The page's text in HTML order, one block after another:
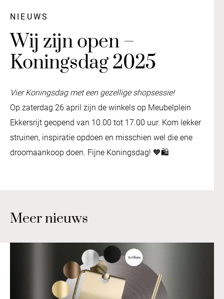
NIEUWS
Wij zijn open –
Koningsdag 2025
Vier Koningsdag met een gezellige shopsessie!
Op zaterdag 26 april zijn de winkels op Meubelplein
Ekkersrijt geopend van 10.00 tot 17.00 uur. Kom lekker
struinen, inspiratie opdoen en misschien wel die ene
droomaankoop doen. Fijne Koningsdag! 🧡🛍️
Meer nieuws